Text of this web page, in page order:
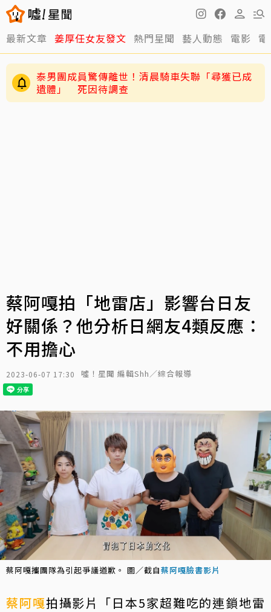
最新文章 姜厚任女友發文 熱門星聞 藝人動態 電影
泰男團成員驚傳離世！清晨騎車失聯「尋獲已成
遺體」 死因待調查
蔡阿嘎拍「地雷店」影響台日友
好關係？他分析日網友4類反應：
不用擔心
2023-06-07 17:30 噓！星聞 編輯Shh／綜合報導
蔡阿嘎攜團隊為引起爭議道歉。 圖／截自蔡阿嘎臉書影片
蔡阿嘎拍攝影片「日本5家超難吃的連鎖地雷